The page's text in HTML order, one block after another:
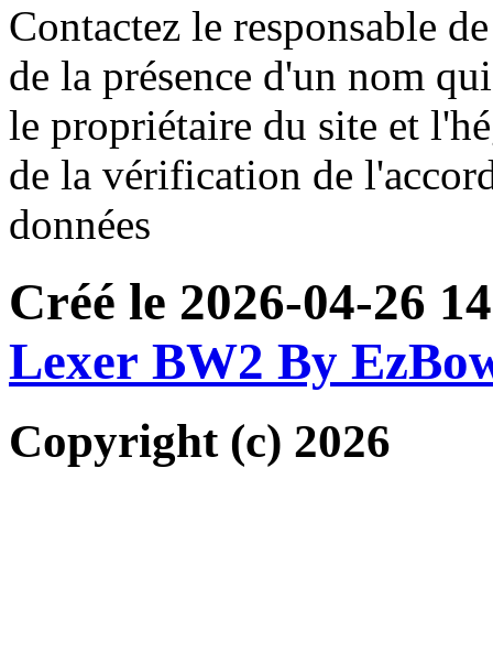
Contactez le responsable
de la présence d'un nom
le propriétaire du site et
de la vérification de
données
Créé le 2026-04-26
Lexer BW2 By
Copyright (c) 2026